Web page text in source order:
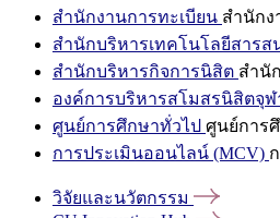
สำนักงานการทะเบียน สำนักง
สำนักบริหารเทคโนโลยีสารส
สำนักบริหารกิจการนิสิต สำนั
องค์การบริหารสโมสรนิสิตจุฬ
ศูนย์การศึกษาทั่วไป ศูนย์การ
การประเมินออนไลน์ (MCV)
วิจัยและนวัตกรรม